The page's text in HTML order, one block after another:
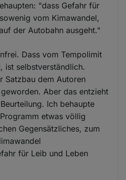
"dass Gefahr für
vom Kimawandel,
der Autobahn ausgeht."
Dass vom Tempolimit
ist selbstverständlich.
Satzbau dem Autoren
Aber das entzieht
Ich behaupte
etwas völlig
Gegensätzliches, zum
für Leib und Leben